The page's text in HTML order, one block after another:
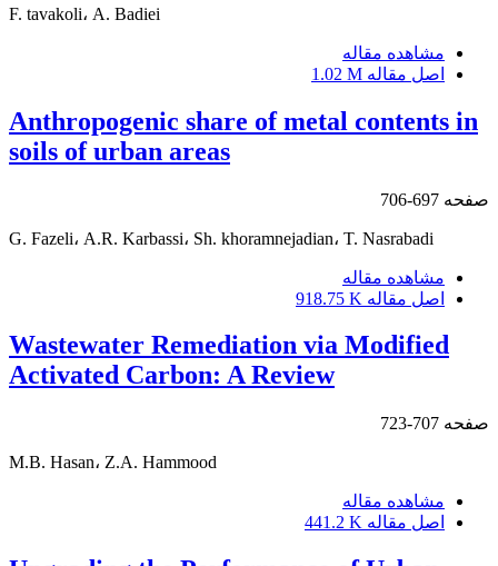
F. tavakoli، A. Badiei
مشاهده مقاله
اصل مقاله 1.02 M
Anthropogenic share of metal contents in
soils of urban areas
صفحه 697-706
G. Fazeli، A.R. Karbassi، Sh. khoramnejadian، T. Nasrabadi
مشاهده مقاله
اصل مقاله 918.75 K
Wastewater Remediation via Modified
Activated Carbon: A Review
صفحه 707-723
M.B. Hasan، Z.A. Hammood
مشاهده مقاله
اصل مقاله 441.2 K